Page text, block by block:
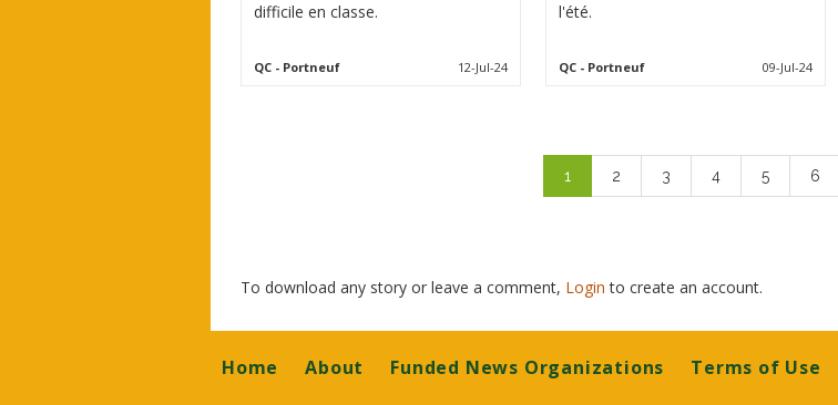
difficile en classe.
QC- Portneuf 12-Jul-24
l'été.
QC- Portneuf 09-Jul-24
Current
page
1 Page
2 Page
3 Page
4 Page
5 Page
6
To download any story or leave a comment, Loginto create an account.
Footer
Home About Funded News Organizations Terms of Use